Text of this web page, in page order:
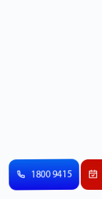
1800 9415